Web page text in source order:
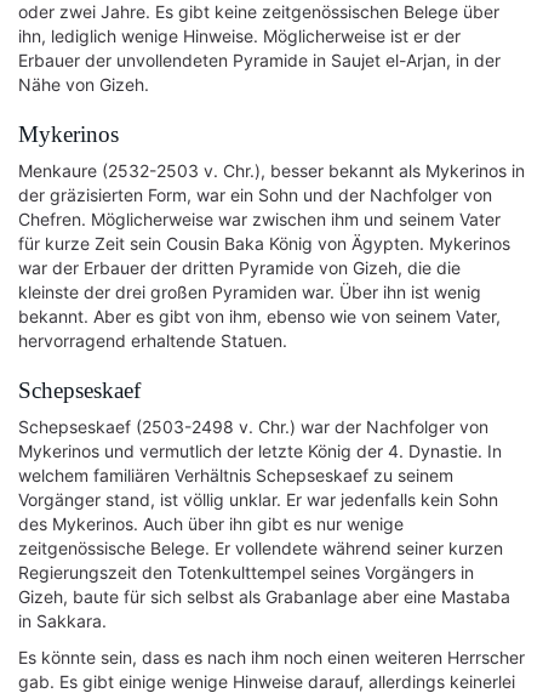
oder zwei Jahre. Es gibt keine zeitgenössischen Belege über
ihn, lediglich wenige Hinweise. Möglicherweise ist er der
Erbauer der unvollendeten Pyramide in Saujet el-Arjan, in der
Nähe von Gizeh.
Mykerinos
Menkaure (2532-2503 v. Chr.), besser bekannt als Mykerinos in
der gräzisierten Form, war ein Sohn und der Nachfolger von
Chefren. Möglicherweise war zwischen ihm und seinem Vater
für kurze Zeit sein Cousin Baka König von Ägypten. Mykerinos
war der Erbauer der dritten Pyramide von Gizeh, die die
kleinste der drei großen Pyramiden war. Über ihn ist wenig
bekannt. Aber es gibt von ihm, ebenso wie von seinem Vater,
hervorragend erhaltende Statuen.
Schepseskaef
Schepseskaef (2503-2498 v. Chr.) war der Nachfolger von
Mykerinos und vermutlich der letzte König der 4. Dynastie. In
welchem familiären Verhältnis Schepseskaef zu seinem
Vorgänger stand, ist völlig unklar. Er war jedenfalls kein Sohn
des Mykerinos. Auch über ihn gibt es nur wenige
zeitgenössische Belege. Er vollendete während seiner kurzen
Regierungszeit den Totenkulttempel seines Vorgängers in
Gizeh, baute für sich selbst als Grabanlage aber eine Mastaba
in Sakkara.
Es könnte sein, dass es nach ihm noch einen weiteren Herrscher
gab. Es gibt einige wenige Hinweise darauf, allerdings keinerlei